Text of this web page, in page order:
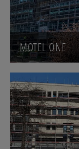
MOTEL ONE